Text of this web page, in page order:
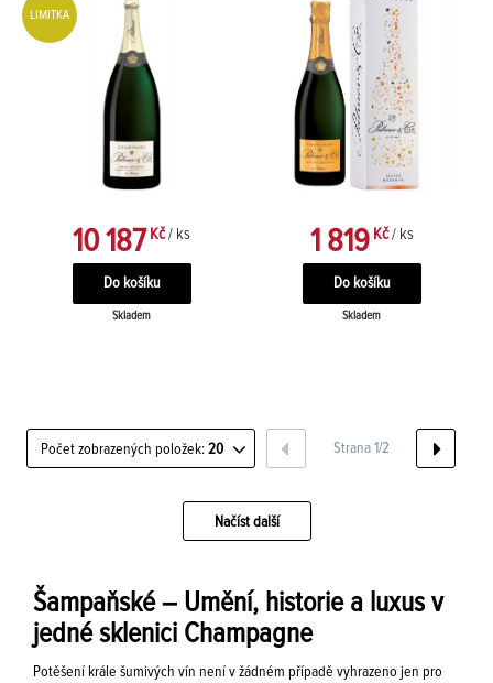
LIMITKA
10 187Kč / ks
Skladem
1 819Kč / ks
Skladem
Počet zobrazených položek: 20
Načíst další
Strana 1/2
Šampaňské – Umění, historie a luxus v
jedné sklenici Champagne
Potěšení krále šumivých vín není v žádném případě vyhrazeno jen pro